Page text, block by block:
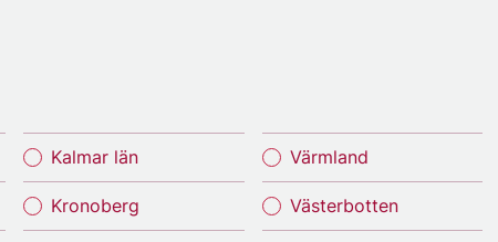
Kalmar län
Kronoberg
Värmland
Västerbotten